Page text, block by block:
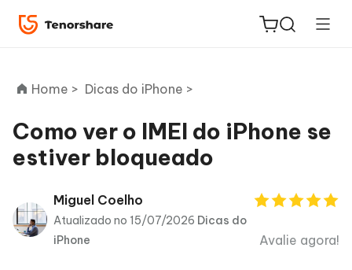
ReiBoot
PDNob
PDF
Home > Dicas do iPhone >
Como ver o IMEI do iPhone se
estiver bloqueado
Miguel Coelho
Atualizado no 15/07/2026 Dicas do
iPhone
Avalie agora!